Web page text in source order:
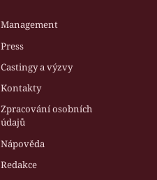
Management
Press
Castingy a výzvy
Kontakty
Zpracování osobních
údajů
Nápověda
Redakce